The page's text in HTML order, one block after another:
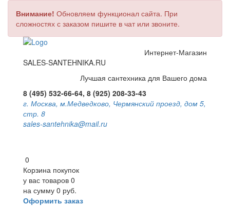
Внимание! Обновляем функционал сайта. При
сложностях с заказом пишите в чат или звоните.
Интернет-Магазин
SALES-SANTEHNIKA.RU
Лучшая сантехника для Вашего дома
8 (495) 532-66-64, 8 (925) 208-33-43
г. Москва, м.Медведково, Чермянский проезд, дом 5,
стр. 8
sales-santehnika@mail.ru
0
Корзина покупок
у вас товаров 0
на сумму 0 руб.
Оформить заказ